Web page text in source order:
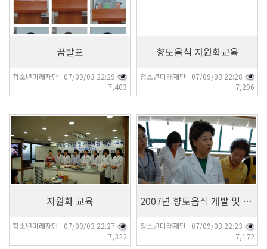
꿈발표
청소년미래재단 07/09/03 22:29
7,403
향토음식 자원화교육
청소년미래재단 07/09/03 22:28
7,296
자원화 교육
청소년미래재단 07/09/03 22:27
7,322
7,172
2007년 향토음식 개발 및 자원화 교육-9
청소년미래재단 07/09/03 22:23
7,172